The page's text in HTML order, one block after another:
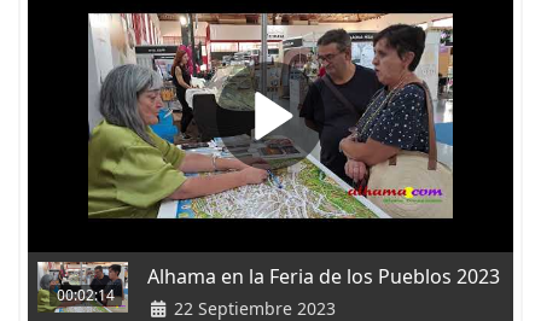
00:02:14
Alhama en la Feria de los Pueblos 2023
22 Septiembre 2023